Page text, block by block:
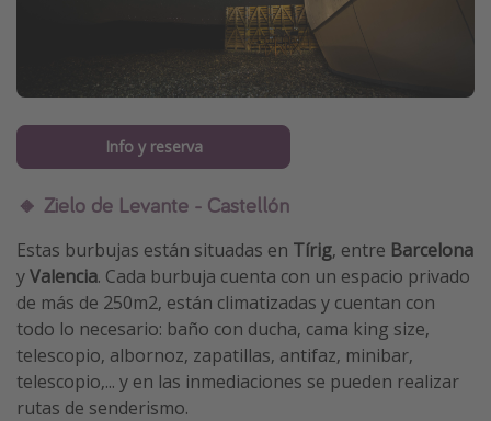
Info y reserva
🔸 Zielo de Levante - Castellón
Estas burbujas están situadas en Tírig, entre Barcelona
yValencia. Cada burbuja cuenta con un espacio privado
de más de 250m2, están climatizadas y cuentan con
todo lo necesario: baño con ducha, cama king size,
telescopio, albornoz, zapatillas, antifaz, minibar,
telescopio,... y en las inmediaciones se pueden realizar
rutas de senderismo.